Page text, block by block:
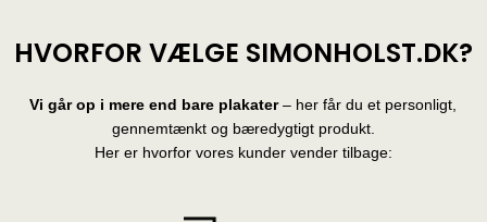
HVORFOR VÆLGE SIMONHOLST.DK?
Vi går op i mere end bare plakater– her får du et personligt,
gennemtænkt og bæredygtigt produkt.
Her er hvorfor vores kunder vender tilbage: